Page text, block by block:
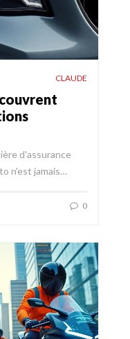
CLAUDE
d'assurance
n'est jamais…
0